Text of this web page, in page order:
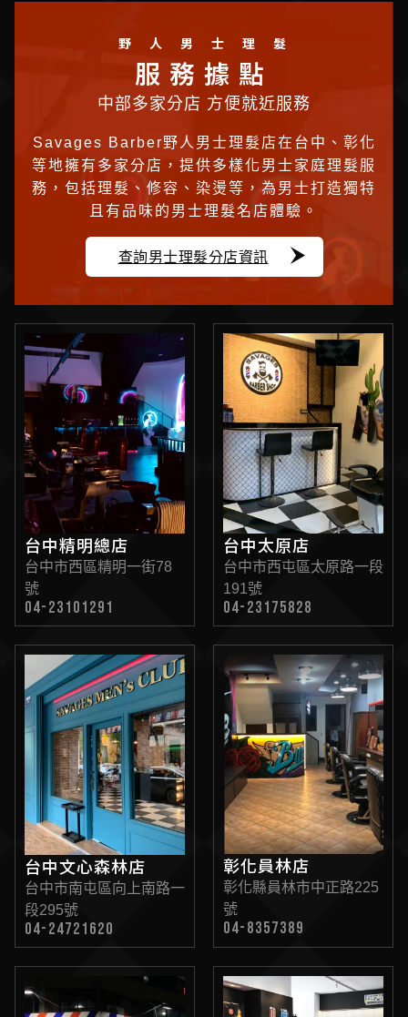
野人男士理髮
服務據點
中部多家分店 方便就近服務
Savages Barber野人男士理髮店在台中、彰化
等地擁有多家分店，提供多樣化男士家庭理髮服
務，包括理髮、修容、染燙等，為男士打造獨特
且有品味的男士理髮名店體驗。
查詢男士理髮分店資訊
台中精明總店
台中市西區精明一街78
號
04-23101291
台中太原店
台中市西屯區太原路一段
191號
04-23175828
台中文心森林店
台中市南屯區向上南路一
段295號
04-24721620
彰化員林店
彰化縣員林市中正路225
號
04-8357389